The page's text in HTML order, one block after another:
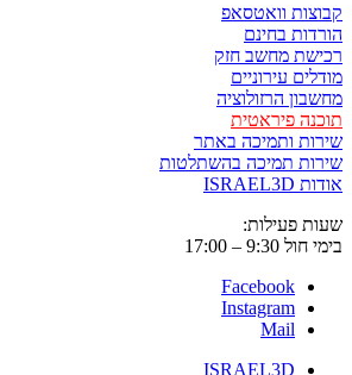
קבוצות וואטסאפ
הורדות בחינם
רכישת מחשב חזק
מודלים עירוניים
מחשבון הרזולוציה
תוכנה פיראטית
שירות ותמיכה באתר
שירות תמיכה בהשתלטות
אודות ISRAEL3D
שעות פעילות:
בימי חול 9:30 – 17:00
Facebook
Instagram
Mail
ISRAEL3D